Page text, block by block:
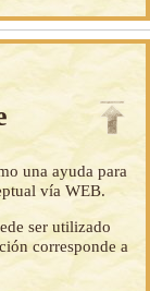
una ayuda para
vía WEB.
ser utilizado
corresponde a